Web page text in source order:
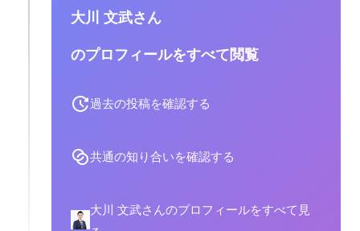
大川 文武さん
のプロフィールをすべて閲覧
過去の投稿を確認する
共通の知り合いを確認する
大川 文武さんのプロフィールをすべて見